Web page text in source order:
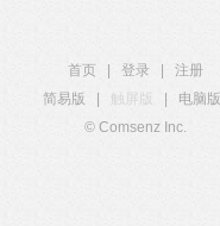
首页 登录
注册
简易版
触屏版 电脑版
© Comsenz Inc.